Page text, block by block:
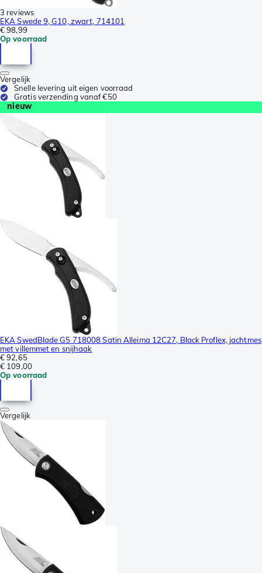
3 reviews
EKA Swede 9, G10, zwart, 714101
€ 98,99
Op voorraad
Vergelijk
Snelle levering uit eigen voorraad
Gratis verzending vanaf €50
nieuw
EKA SwedBlade G5 718008 Satin Alleima 12C27, Black Proflex, jachtmes
met villemmet en snijhaak
€ 92,65
€ 109,00
Op voorraad
Vergelijk